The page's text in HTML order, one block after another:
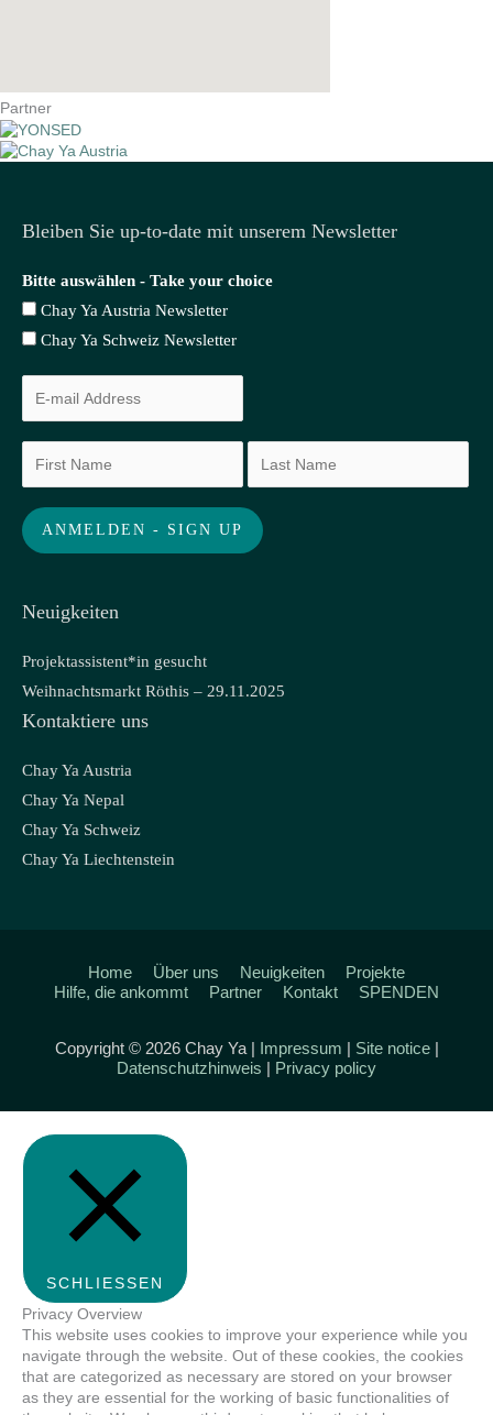
Partner
Bleiben Sie up-to-date mit unserem Newsletter
Bitte auswählen - Take your choice
Chay Ya Austria Newsletter
Chay Ya Schweiz Newsletter
Neuigkeiten
Projektassistent*in gesucht
Weihnachtsmarkt Röthis – 29.11.2025
Kontaktiere uns
Chay Ya Austria
Chay Ya Nepal
Chay Ya Schweiz
Chay Ya Liechtenstein
Home Über uns Neuigkeiten
Projekte
Hilfe, die ankommt
Partner Kontakt SPENDEN
Copyright © 2026 Chay Ya | Impressum | Site notice|
Datenschutzhinweis | Privacy policy
SCHLIESSEN
Privacy Overview
This website uses cookies to improve your experience while you
navigate through the website. Out of these cookies, the cookies
that are categorized as necessary are stored on your browser
as they are essential for the working of basic functionalities of